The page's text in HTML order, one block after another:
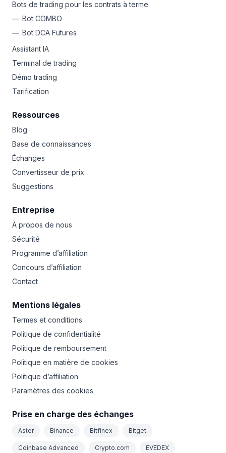
Bots de trading pour les contrats à terme
Bot COMBO
Bot DCA Futures
Assistant IA
Terminal de trading
Démo trading
Tarification
Ressources
Blog
Base de connaissances
Échanges
Convertisseur de prix
Suggestions
Entreprise
À propos de nous
Sécurité
Programme d’affiliation
Concours d’affiliation
Contact
Mentions légales
Termes et conditions
Politique de confidentialité
Politique de remboursement
Politique en matière de cookies
Politique d’affiliation
Paramètres des cookies
Prise en charge des échanges
Aster Binance Bitfinex Bitget
Coinbase Advanced Crypto.com EVEDEX